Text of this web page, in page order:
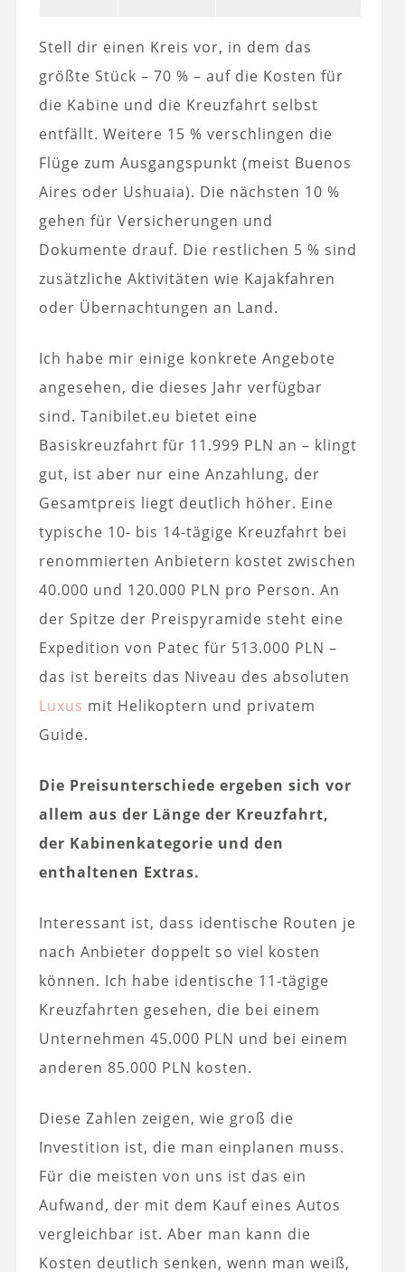
Stell dir einen Kreis vor, in dem das
größte Stück – 70 % – auf die Kosten für
die Kabine und die Kreuzfahrt selbst
entfällt. Weitere 15 % verschlingen die
Flüge zum Ausgangspunkt (meist Buenos
Aires oder Ushuaia). Die nächsten 10 %
gehen für Versicherungen und
Dokumente drauf. Die restlichen 5 % sind
zusätzliche Aktivitäten wie Kajakfahren
oder Übernachtungen an Land.
Ich habe mir einige konkrete Angebote
angesehen, die dieses Jahr verfügbar
sind. Tanibilet.eu bietet eine
Basiskreuzfahrt für 11.999 PLN an – klingt
gut, ist aber nur eine Anzahlung, der
Gesamtpreis liegt deutlich höher. Eine
typische 10- bis 14-tägige Kreuzfahrt bei
renommierten Anbietern kostet zwischen
40.000 und 120.000 PLN pro Person. An
der Spitze der Preispyramide steht eine
Expedition von Patec für 513.000 PLN –
das ist bereits das Niveau des absoluten
Luxus mit Helikoptern und privatem
Guide.
Die Preisunterschiede ergeben sich vor
allem aus der Länge der Kreuzfahrt,
der Kabinenkategorie und den
enthaltenen Extras.
Interessant ist, dass identische Routen je
nach Anbieter doppelt so viel kosten
können. Ich habe identische 11-tägige
Kreuzfahrten gesehen, die bei einem
Unternehmen 45.000 PLN und bei einem
anderen 85.000 PLN kosten.
Diese Zahlen zeigen, wie groß die
Investition ist, die man einplanen muss.
Für die meisten von uns ist das ein
Aufwand, der mit dem Kauf eines Autos
vergleichbar ist. Aber man kann die
Kosten deutlich senken, wenn man weiß,